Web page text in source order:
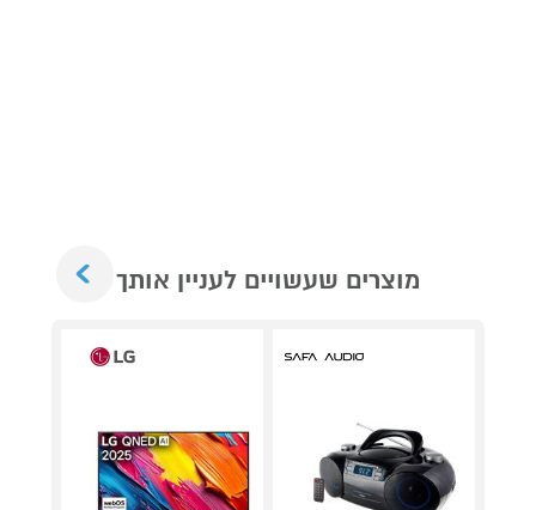
מוצרים שעשויים לעניין אותך